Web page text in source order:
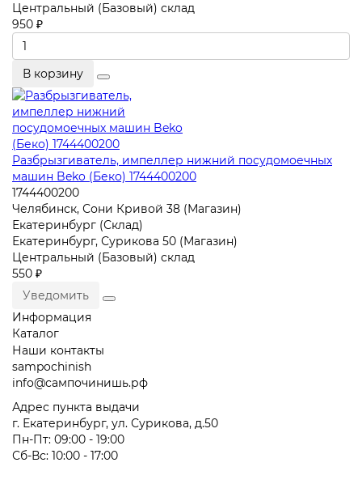
Центральный (Базовый) склад
950 ₽
В корзину
Разбрызгиватель, импеллер нижний посудомоечных
машин Beko (Беко) 1744400200
1744400200
Челябинск, Сони Кривой 38 (Магазин)
Екатеринбург (Склад)
Екатеринбург, Сурикова 50 (Магазин)
Центральный (Базовый) склад
550 ₽
Уведомить
Информация
Каталог
Наши контакты
sampochinish
info@сампочинишь.рф
Адрес пункта выдачи
г. Екатеринбург, ул. Сурикова, д.50
Пн-Пт: 09:00 - 19:00
Сб-Вс: 10:00 - 17:00